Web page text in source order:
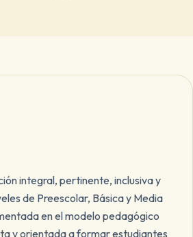
integral, pertinente, inclusiva y
de Preescolar, Básica y Media
en el modelo pedagógico
y orientada a formar estudiantes